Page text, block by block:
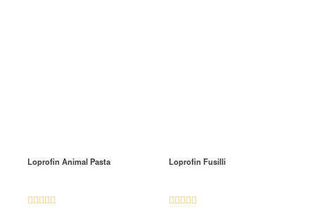
Loprofin Animal Pasta Loprofin Fusilli